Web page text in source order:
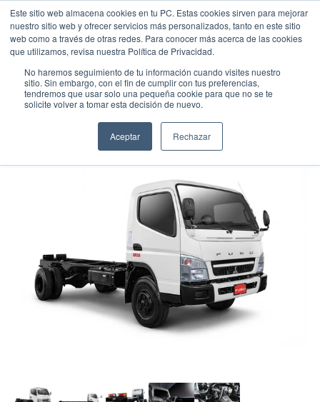
Este sitio web almacena cookies en tu PC. Estas cookies sirven para mejorar
nuestro sitio web y ofrecer servicios más personalizados, tanto en este sitio
web como a través de otras redes. Para conocer más acerca de las cookies
que utilizamos, revisa nuestra Política de Privacidad.
No haremos seguimiento de tu información cuando visites nuestro
sitio. Sin embargo, con el fin de cumplir con tus preferencias,
tendremos que usar solo una pequeña cookie para que no se te
solicite volver a tomar esta decisión de nuevo.
Aceptar Rechazar
FUSO FE85 TURBO - 6T
DIESEL